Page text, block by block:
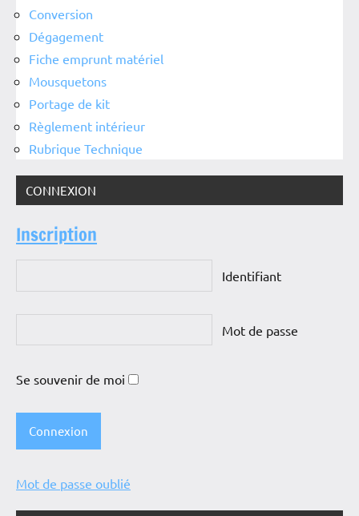
Conversion
Dégagement
Fiche emprunt matériel
Mousquetons
Portage de kit
Règlement intérieur
Rubrique Technique
CONNEXION
Inscription
Identifiant
Mot de passe
Se souvenir de moi
Mot de passe oublié